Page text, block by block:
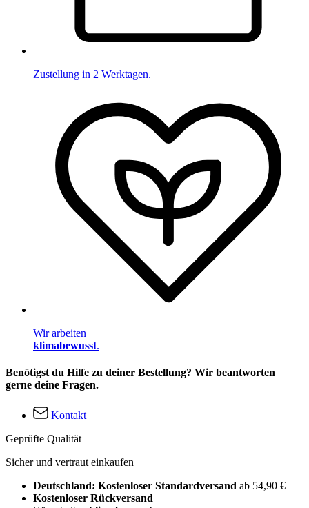
Zustellung in 2 Werktagen.
Wir arbeiten
klimabewusst.
Benötigst du Hilfe zu deiner Bestellung? Wir beantworten
gerne deine Fragen.
Kontakt
Geprüfte Qualität
Sicher und vertraut einkaufen
Deutschland: Kostenloser Standardversand ab 54,90 €
Kostenloser Rückversand